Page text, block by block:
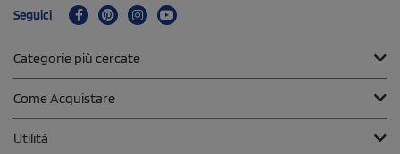
Seguici
Categorie più cercate
Come Acquistare
Utilità